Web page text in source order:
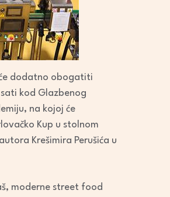
dodatno obogatiti
kod Glazbenog
na kojoj će
Kup u stolnom
Krešimira Perušića u
moderne street food